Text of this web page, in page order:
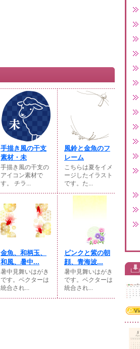
手描き風の干支
素材・未
手描き風の干支の
アイコン素材で
す。 チラ...
風鈴と金魚のフ
レーム
こちらは夏をイメ
ージしたイラスト
です。た...
金魚、和柄玉、
和風、暑中...
暑中見舞いはがき
です。ベクターは
統合され...
ピンクと紫の朝
顔、青海波...
暑中見舞いはがき
です。ベクターは
統合され...